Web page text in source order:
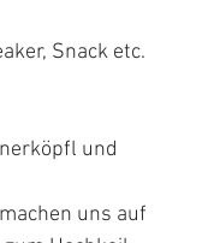
Snack etc.
und
uns auf